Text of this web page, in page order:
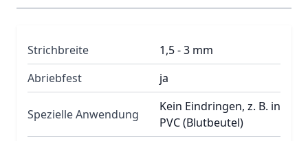
Strichbreite
1,5 - 3 mm
Abriebfest
ja
Spezielle Anwendung
Kein Eindringen, z. B. in
PVC (Blutbeutel)